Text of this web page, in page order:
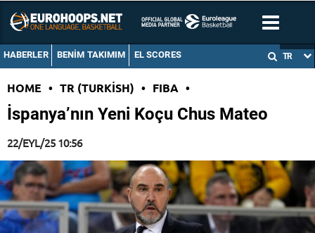
HABERLER BENIM TAKIMIM EL SCORES TR
HOME • TR (TURKISH) • FIBA •
İspanya’nın Yeni Koçu Chus Mateo
22/EYL/25 10:56